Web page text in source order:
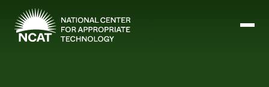
Ir al contenido principal